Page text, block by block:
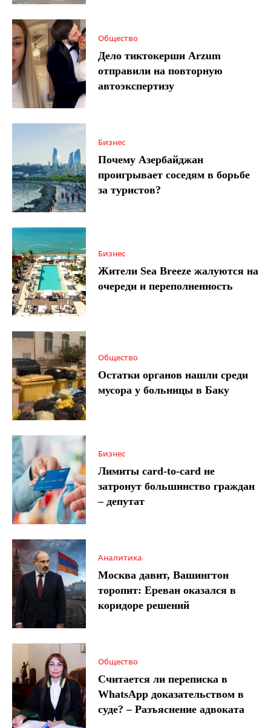
Общество
Дело тиктокерши Arzum
отправили на повторную
автоэкспертизу
Бизнес
Почему Азербайджан
проигрывает соседям в борьбе
за туристов?
Бизнес
Жители Sea Breeze жалуются на
очереди и переполненность
Общество
Остатки органов нашли среди
мусора у больницы в Баку
Бизнес
Лимиты card-to-card не
затронут большинство граждан
– депутат
Аналитика
Москва давит, Вашингтон
торопит: Ереван оказался в
коридоре решений
Общество
Считается ли переписка в
WhatsApp доказательством в
суде? – Разъяснение адвоката